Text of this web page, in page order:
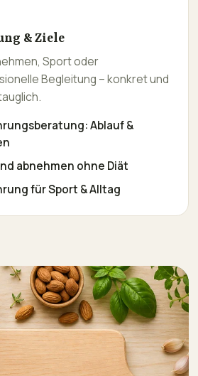
& Ziele
Sport oder
Begleitung – konkret und
Ablauf &
abnehmen ohne Diät
für Sport & Alltag